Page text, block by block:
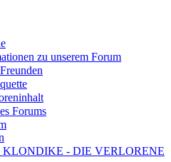
zu unserem Forum
Forums
KLONDIKE - DIE VERLORENE